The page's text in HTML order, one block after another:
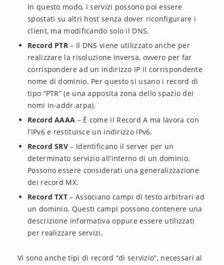
In questo modo, i servizi possono poi essere
spostati su altri host senza dover riconfigurare i
client, ma modificando solo il DNS.
Record PTR – Il DNS viene utilizzato anche per
realizzare la risoluzione inversa, ovvero per far
corrispondere ad un indirizzo IP il corrispondente
nome di dominio. Per questo si usano i record di
tipo “PTR” (e una apposita zona dello spazio dei
nomi in-addr.arpa).
Record AAAA – È come il Record A ma lavora con
l’IPv6 e restituisce un indirizzo IPv6.
Record SRV – Identificano il server per un
determinato servizio all’interno di un dominio.
Possono essere considerati una generalizzazione
dei record MX.
Record TXT – Associano campi di testo arbitrari ad
un dominio. Questi campi possono contenere una
descrizione informativa oppure essere utilizzati
per realizzare servizi.
Vi sono anche tipi di record “di servizio”, necessari al